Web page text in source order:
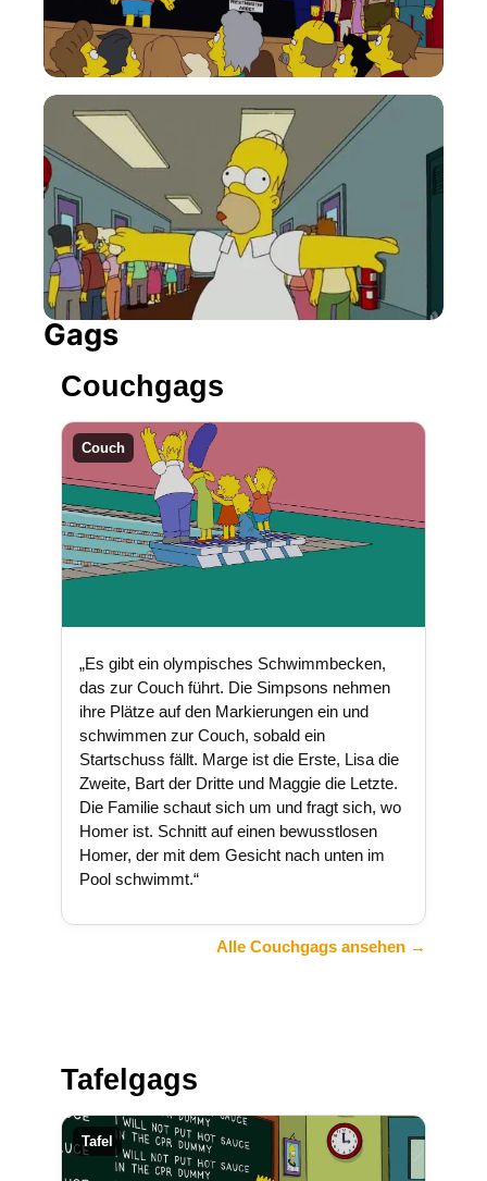
Gags
Couchgags
Couch
„Es gibt ein olympisches Schwimmbecken,
das zur Couch führt. Die Simpsons nehmen
ihre Plätze auf den Markierungen ein und
schwimmen zur Couch, sobald ein
Startschuss fällt. Marge ist die Erste, Lisa die
Zweite, Bart der Dritte und Maggie die Letzte.
Die Familie schaut sich um und fragt sich, wo
Homer ist. Schnitt auf einen bewusstlosen
Homer, der mit dem Gesicht nach unten im
Pool schwimmt.“
Alle Couchgags ansehen →
Tafelgags
Tafel